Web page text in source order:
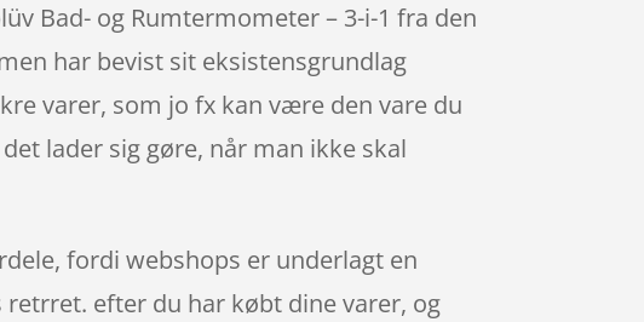
Bad- og Rumtermometer – 3-i-1 fra den
har bevist sit eksistensgrundlag
varer, som jo fx kan være den vare du
lader sig gøre, når man ikke skal
fordi webshops er underlagt en
retrret. efter du har købt dine varer, og